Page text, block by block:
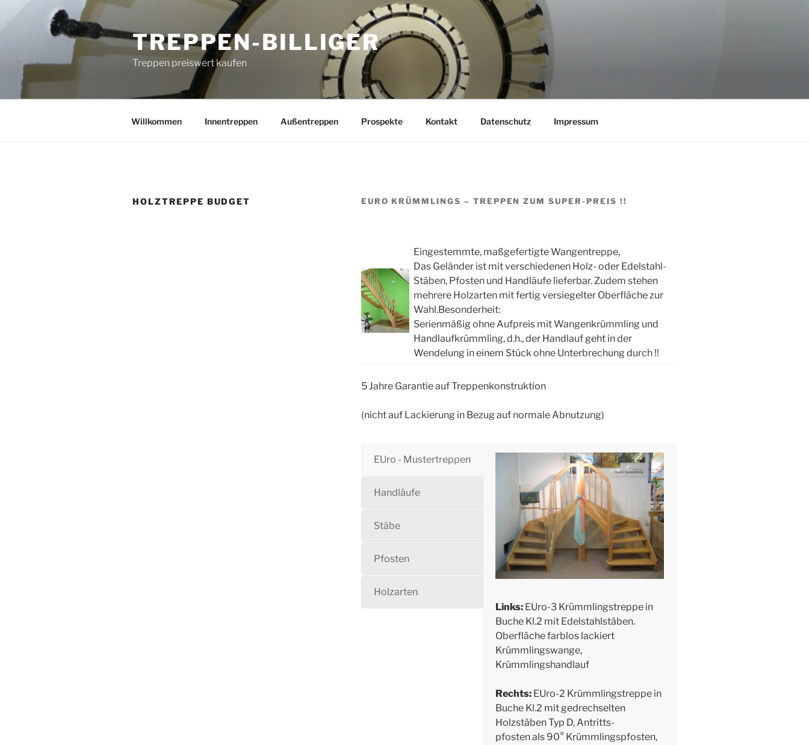
Inhalt
TREPPEN-BILLIGER
Treppen preiswert kaufen
Willkommen Innentreppen Außentreppen Prospekte Kontakt Datenschutz Impressum
HOLZTREPPE BUDGET EURO KRÜMMLINGS – TREPPEN ZUM SUPER-PREIS !!
Eingestemmte, maßgefertigte Wangentreppe,
Das Geländer ist mit verschiedenen Holz- oder Edelstahl-
Stäben, Pfosten und Handläufe lieferbar. Zudem stehen
mehrere Holzarten mit fertig versiegelter Oberfläche zur
Wahl.Besonderheit:
Serienmäßig ohne Aufpreis mit Wangenkrümmling und
Handlaufkrümmling, d.h., der Handlauf geht in der
Wendelung in einem Stück ohne Unterbrechung durch !!
5 Jahre Garantie auf Treppenkonstruktion
(nicht auf Lackierung in Bezug auf normale Abnutzung)
EUro - Mustertreppen
Handläufe
Stäbe
Pfosten
Holzarten
Links:EUro-3 Krümmlingstreppe in
Buche Kl.2 mit Edelstahlstäben.
Oberfläche farblos lackiert
Krümmlingswange,
Krümmlingshandlauf
Rechts:EUro-2 Krümmlingstreppe in
Buche Kl.2 mit gedrechselten
Holzstäben Typ D, Antritts-
pfosten als 90° Krümmlingspfosten,